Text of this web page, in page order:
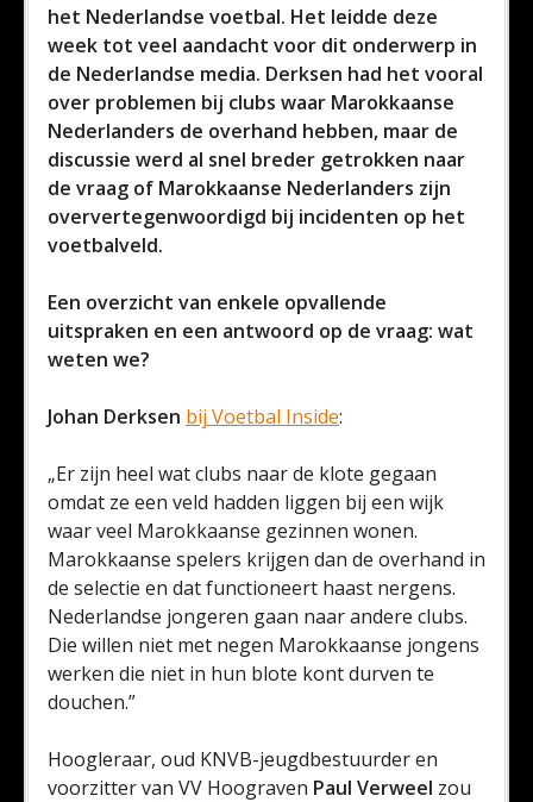
het Nederlandse voetbal. Het leidde deze
week tot veel aandacht voor dit onderwerp in
de Nederlandse media. Derksen had het vooral
over problemen bij clubs waar Marokkaanse
Nederlanders de overhand hebben, maar de
discussie werd al snel breder getrokken naar
de vraag of Marokkaanse Nederlanders zijn
oververtegenwoordigd bij incidenten op het
voetbalveld.
Een overzicht van enkele opvallende
uitspraken en een antwoord op de vraag: wat
weten we?
Johan Derksen bij Voetbal Inside:
„Er zijn heel wat clubs naar de klote gegaan
omdat ze een veld hadden liggen bij een wijk
waar veel Marokkaanse gezinnen wonen.
Marokkaanse spelers krijgen dan de overhand in
de selectie en dat functioneert haast nergens.
Nederlandse jongeren gaan naar andere clubs.
Die willen niet met negen Marokkaanse jongens
werken die niet in hun blote kont durven te
douchen.”
Hoogleraar, oud KNVB-jeugdbestuurder en
voorzitter van VV Hoograven Paul Verweel zou